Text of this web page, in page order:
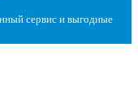
сервис и выгодные